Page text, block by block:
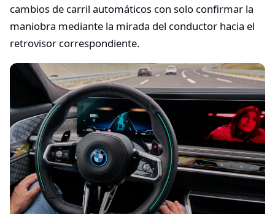
cambios de carril automáticos con solo confirmar la
maniobra mediante la mirada del conductor hacia el
retrovisor correspondiente.